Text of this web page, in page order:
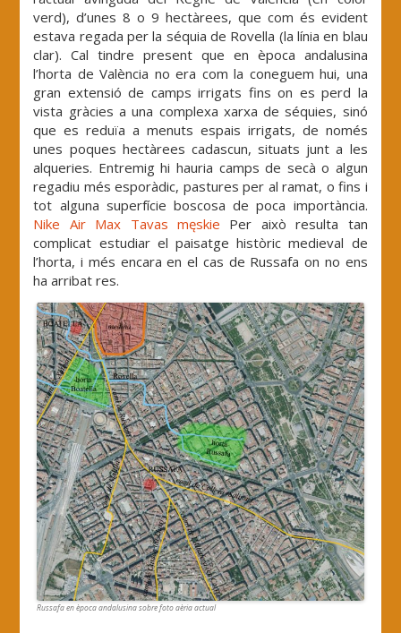
verd), d’unes 8 o 9 hectàrees, que com és evident
estava regada per la séquia de Rovella (la línia en blau
clar). Cal tindre present que en època andalusina
l’horta de València no era com la coneguem hui, una
gran extensió de camps irrigats fins on es perd la
vista gràcies a una complexa xarxa de séquies, sinó
que es reduïa a menuts espais irrigats, de només
unes poques hectàrees cadascun, situats junt a les
alqueries. Entremig hi hauria camps de secà o algun
regadiu més esporàdic, pastures per al ramat, o fins i
tot alguna superfície boscosa de poca importància.
Nike Air Max Tavas męskie Per això resulta tan
complicat estudiar el paisatge històric medieval de
l’horta, i més encara en el cas de Russafa on no ens
ha arribat res.
Russafa en època andalusina sobre foto aèria actual